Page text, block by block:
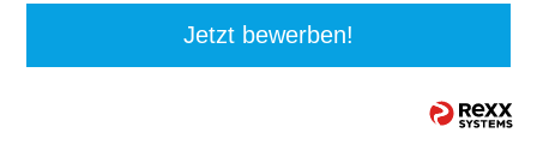
Jetzt bewerben!